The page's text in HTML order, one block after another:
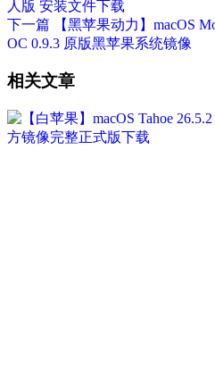
人版 安装文件下载
下一篇
【黑苹果动力】macOS
OC 0.9.3 原版黑苹果系统镜像
相关文章